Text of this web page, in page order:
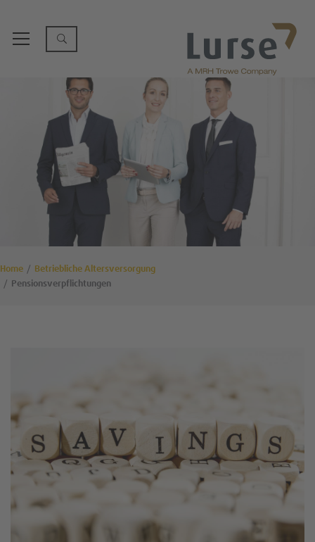
Home
Betriebliche Altersversorgung
Pensionsverpflichtungen